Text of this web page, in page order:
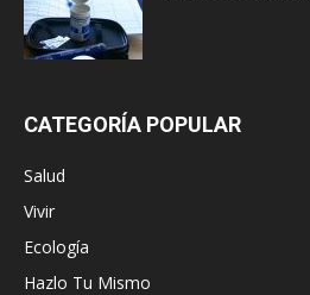
CATEGORÍA POPULAR
Salud
Vivir
Ecología
Hazlo Tu Mismo